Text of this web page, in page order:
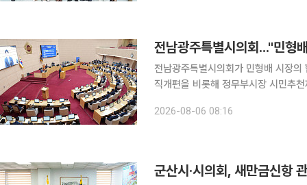
전남광주특별시의회..."민형
전남광주특별시의회가 민형배 시장의 협치가 부족
직개편을 비롯해 정무부시장 시민추
목의 논평을 냈다. 시의회
2026-08-06 08:16
군산시·시의회, 새만금신항